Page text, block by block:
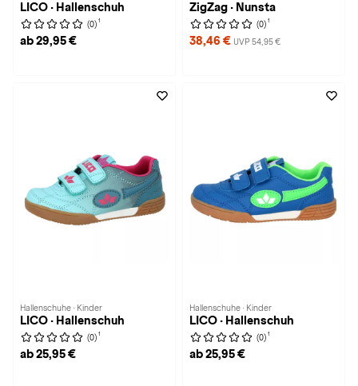
LICO · Hallenschuh
(0) 1
ab 29,95 €
ZigZag · Nunsta
(0) 1
38,46 € UVP 54,95 €
Hallenschuhe · Kinder
LICO · Hallenschuh
(0) 1
ab 25,95 €
Hallenschuhe · Kinder
LICO · Hallenschuh
(0) 1
ab 25,95 €